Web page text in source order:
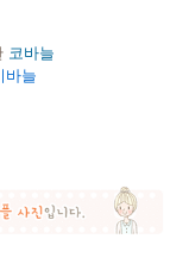
코바늘
바늘